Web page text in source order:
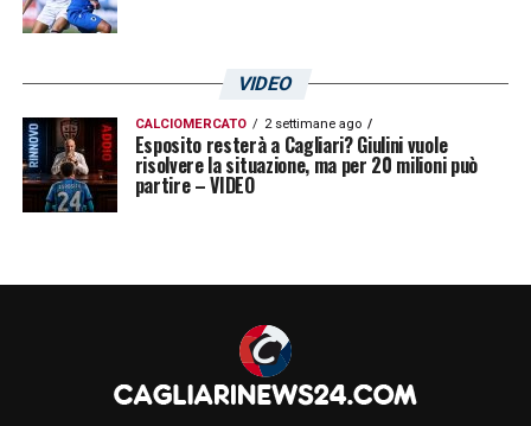
VIDEO
CALCIOMERCATO 2 settimane ago
Esposito resterà a Cagliari? Giulini vuole
risolvere la situazione, ma per 20 milioni può
partire – VIDEO